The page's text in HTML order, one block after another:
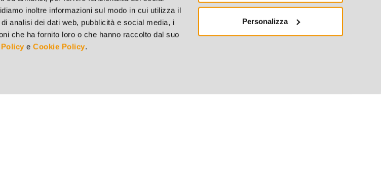
inoltre informazioni sul modo in cui utilizza il
analisi dei dati web, pubblicità e social media, i
che ha fornito loro o che hanno raccolto dal suo
eCookie Policy.
Personalizza